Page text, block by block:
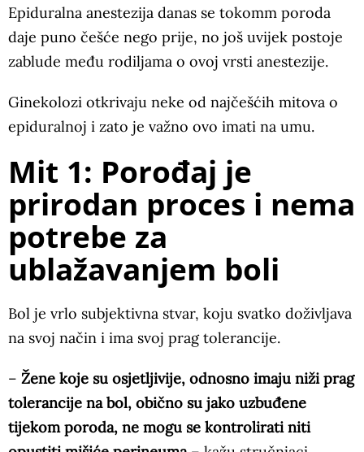
Epiduralna anestezija danas se tokomm poroda
daje puno češće nego prije, no još uvijek postoje
zablude među rodiljama o ovoj vrsti anestezije.
Ginekolozi otkrivaju neke od najčešćih mitova o
epiduralnoj i zato je važno ovo imati na umu.
Mit 1: Porođaj je
prirodan proces i nema
potrebe za
ublažavanjem boli
Bol je vrlo subjektivna stvar, koju svatko doživljava
na svoj način i ima svoj prag tolerancije.
– Žene koje su osjetljivije, odnosno imaju niži prag
tolerancije na bol, obično su jako uzbuđene
tijekom poroda, ne mogu se kontrolirati niti